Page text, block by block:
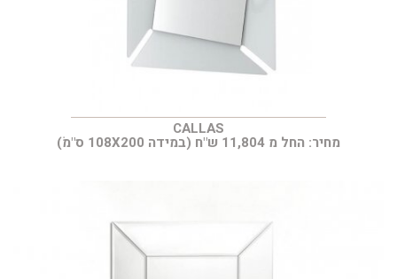
CALLAS
מחיר: החל מ 11,804 ש"ח (במידה 108X200 ס"מׂ)